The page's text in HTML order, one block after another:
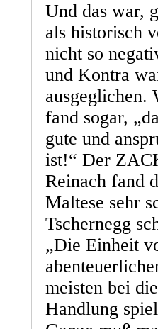
Und das war,
als historisch
nicht so
und Kontra
ausgeglichen.
fand sogar,
gute und
ist!“ Der
Reinach fand
Maltese sehr
Tschernegg
„Die Einheit
meisten bei
Handlung